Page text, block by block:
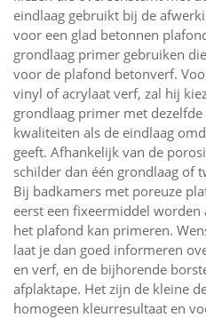
eindlaag gebruikt bij de
voor een glad betonnen
grondlaag primer gebruiken
voor de plafond betonverf.
vinyl of acrylaat verf, zal hij
grondlaag primer met
kwaliteiten als de eindlaag
geeft. Afhankelijk van de
schilder dan één grondlaag of
Bij badkamers met poreuze
eerst een fixeermiddel
het plafond kan primeren.
laat je dan goed informeren
en verf, en de bijhorende
afplaktape. Het zijn de kleine
homogeen kleurresultaat en